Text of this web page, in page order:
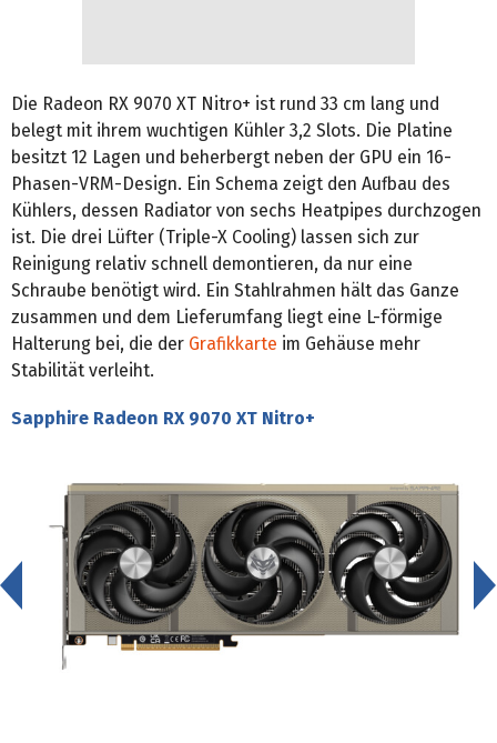
Die Radeon RX 9070 XT Nitro+ ist rund 33 cm lang und
belegt mit ihrem wuchtigen Kühler 3,2 Slots. Die Platine
besitzt 12 Lagen und beherbergt neben der GPU ein 16-
Phasen-VRM-Design. Ein Schema zeigt den Aufbau des
Kühlers, dessen Radiator von sechs Heatpipes durchzogen
ist. Die drei Lüfter (Triple-X Cooling) lassen sich zur
Reinigung relativ schnell demontieren, da nur eine
Schraube benötigt wird. Ein Stahlrahmen hält das Ganze
zusammen und dem Lieferumfang liegt eine L-förmige
Halterung bei, die der Grafikkarte im Gehäuse mehr
Stabilität verleiht.
Sapphire Radeon RX 9070 XT Nitro+
<